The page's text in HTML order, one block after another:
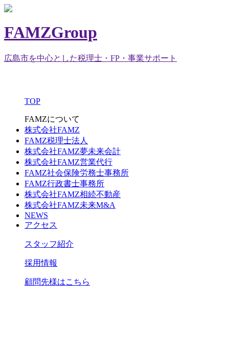
FAMZGroup
広島市を中心とした税理士・FP・事業サポート
TOP
FAMZについて
株式会社FAMZ
FAMZ税理士法人
株式会社FAMZ夢未来会計
株式会社FAMZ営業代行
FAMZ社会保険労務士事務所
FAMZ行政書士事務所
株式会社FAMZ相続不動産
株式会社FAMZ未来M&A
NEWS
アクセス
スタッフ紹介
採用情報
顧問先様はこちら